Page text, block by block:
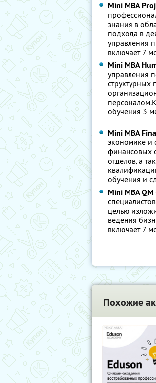
Mini MBA
знания в
подхода в
управления
включает 7
Mini MBA
управления
структурных
обучения 3
Mini MBA
экономике и
финансовых
отделов, а
обучения и
Mini MBA QM
целью
ведения
включает 7
Похожие